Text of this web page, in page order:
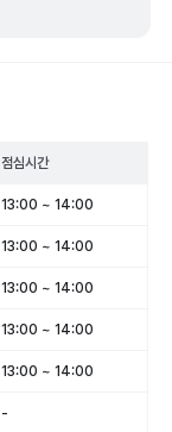
점심시간
13:00 ~ 14:00
13:00 ~ 14:00
13:00 ~ 14:00
13:00 ~ 14:00
13:00 ~ 14:00
-